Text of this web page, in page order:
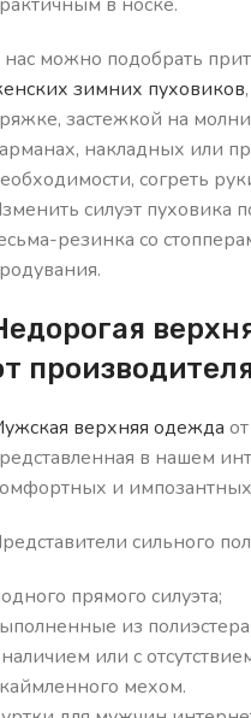
нас можно подобрать
зимних пуховиков
застежкой на
накладных или
согреть
силуэт пуховика
резинка со
верхняя одежда
в нашем
и
сильного
прямого силуэта;
из
или с
мехом.